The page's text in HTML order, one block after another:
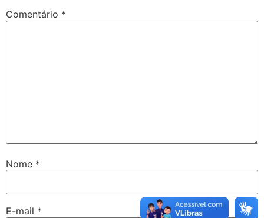
Comentário *
Nome *
E-mail *